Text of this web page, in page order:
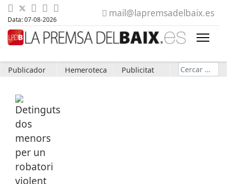
Data: 07-08-2026
mail@lapremsadelbaix.es
Publicador Hemeroteca Publicitat Cerca